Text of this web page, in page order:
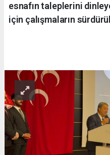
esnafın taleplerini
için çalışmaların